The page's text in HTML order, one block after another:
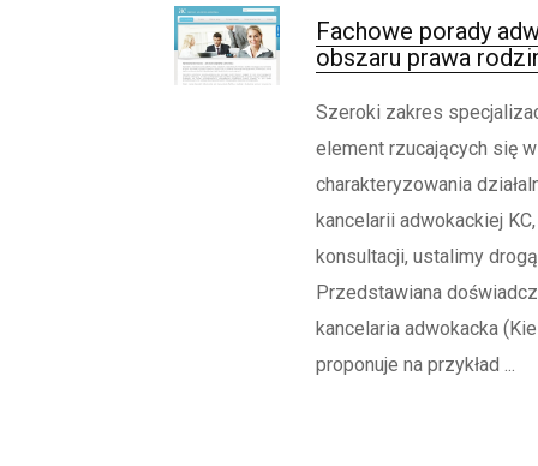
Fachowe porady
obszaru prawa
Szeroki zakres
element rzucających się
charakteryzowania
kancelarii adwokackiej
konsultacji, ustalimy
Przedstawiana
kancelaria adwokacka
proponuje na przykład ...